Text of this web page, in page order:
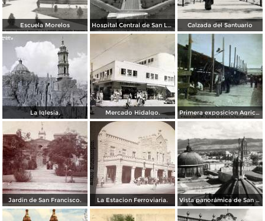
Escuela Morelos Hospital Central de San Luis Potosí Calzada del Santuario
La Iglesia. Mercado Hidalgo. Primera exposicion Agricola e Industria en San Luis Potosi 15 de Septiembrede1906
Jardin de San Francisco. La Estacion Ferroviaria. Vista panorámica de San Luis Potosí